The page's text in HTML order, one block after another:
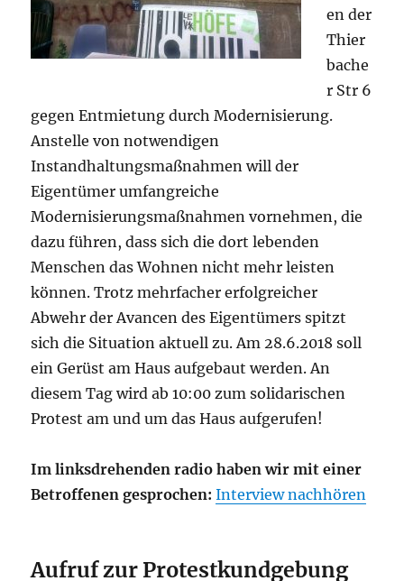
en der
Thier
bache
r Str 6
gegen Entmietung durch Modernisierung.
Anstelle von notwendigen
Instandhaltungsmaßnahmen will der
Eigentümer umfangreiche
Modernisierungsmaßnahmen vornehmen, die
dazu führen, dass sich die dort lebenden
Menschen das Wohnen nicht mehr leisten
können. Trotz mehrfacher erfolgreicher
Abwehr der Avancen des Eigentümers spitzt
sich die Situation aktuell zu. Am 28.6.2018 soll
ein Gerüst am Haus aufgebaut werden. An
diesem Tag wird ab 10:00 zum solidarischen
Protest am und um das Haus aufgerufen!
Im linksdrehenden radio haben wir mit einer
Betroffenen gesprochen: Interview nachhören
Aufruf zur Protestkundgebung